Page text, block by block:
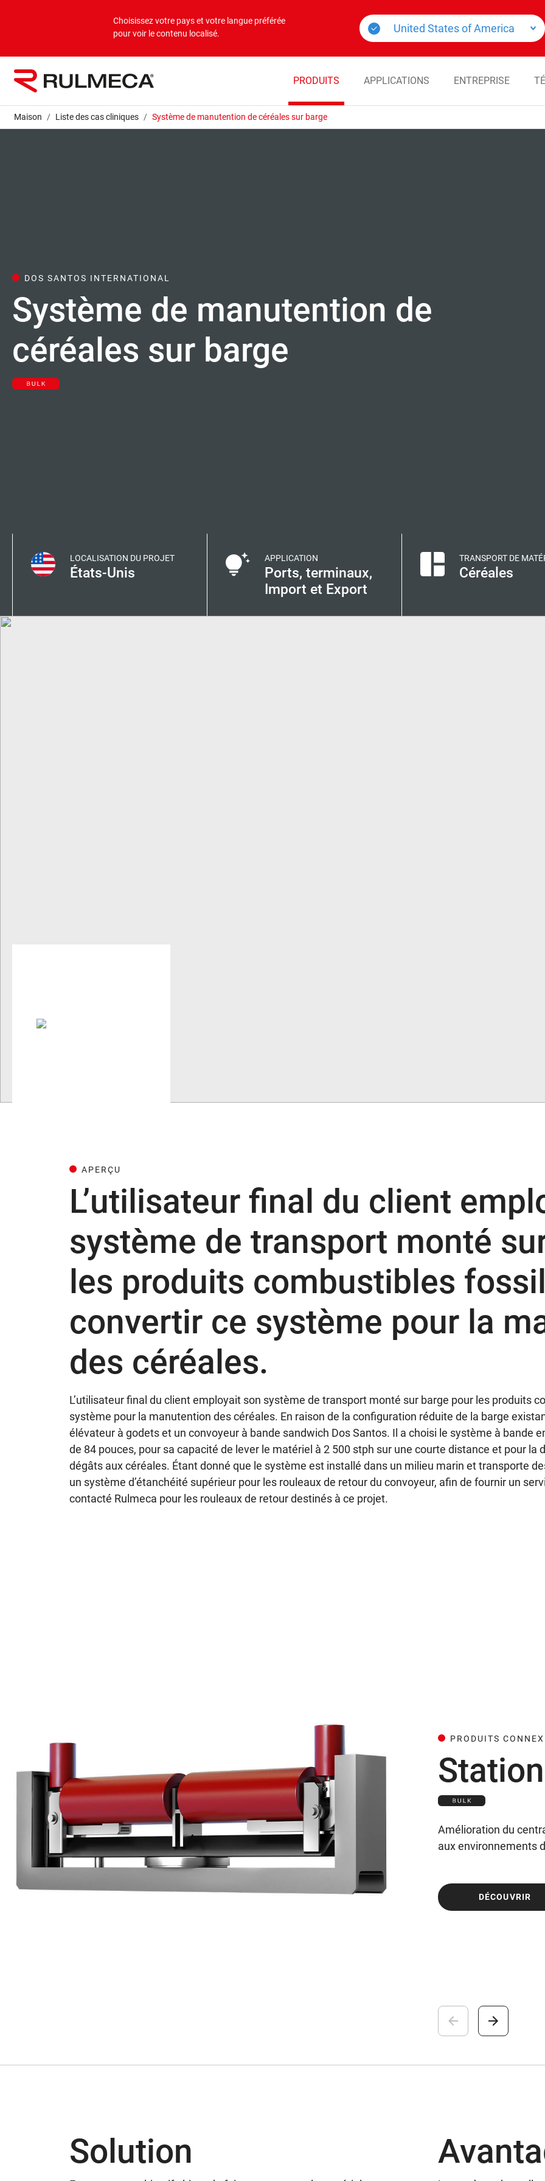
Choisissez votre pays et votre langue préférée
pour voir le contenu localisé.
PRODUITS APPLICATIONS ENTREPRISE
Maison Liste des cas cliniques Système de manutention de céréales sur barge
DOS SANTOS INTERNATIONAL
Système de manutention de
céréales sur barge
LOCALISATION DU PROJET
États-Unis
APPLICATION
Ports, terminaux,
Import et Export
TRANSPORT DE
Céréales
APERÇU
L’utilisateur final du client
système de transport monté
les produits combustibles
convertir ce système pour la
des céréales.
L’utilisateur final du client employait son système de transport monté sur barge pour les produits
système pour la manutention des céréales. En raison de la configuration réduite de la barge
élévateur à godets et un convoyeur à bande sandwich Dos Santos. Il a choisi le système à bande
de 84 pouces, pour sa capacité de lever le matériel à 2 500 stph sur une courte distance et pour
dégâts aux céréales. Étant donné que le système est installé dans un milieu marin et transporte
un système d’étanchéité supérieur pour les rouleaux de retour du convoyeur, afin de fournir un
contacté Rulmeca pour les rouleaux de retour destinés à ce projet.
PRODUITS
Amélioration du
aux environnements
DÉCOUVRIR
Solution
Contacts